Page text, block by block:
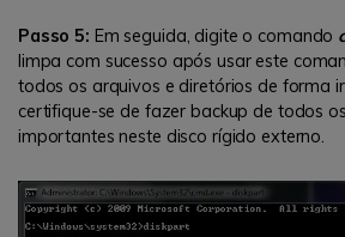
Passo 5: Em seguida, digite o comando
limpa com sucesso após usar este
todos os arquivos e diretórios de forma
certifique-se de fazer backup de todos
importantes neste disco rígido externo.